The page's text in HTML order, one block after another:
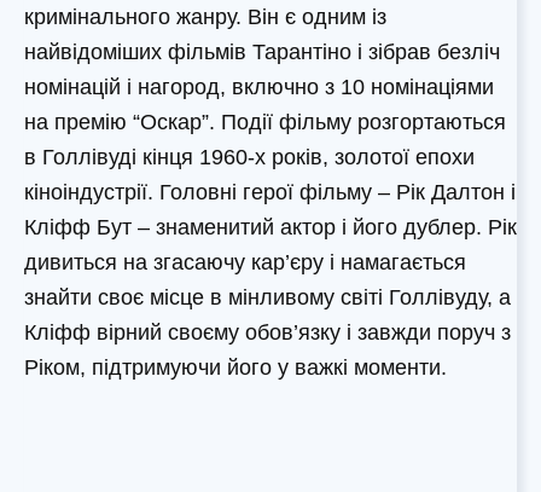
кримінального жанру. Він є одним із
найвідоміших фільмів Тарантіно і зібрав безліч
номінацій і нагород, включно з 10 номінаціями
на премію “Оскар”. Події фільму розгортаються
в Голлівуді кінця 1960-х років, золотої епохи
кіноіндустрії. Головні герої фільму – Рік Далтон і
Кліфф Бут – знаменитий актор і його дублер. Рік
дивиться на згасаючу кар’єру і намагається
знайти своє місце в мінливому світі Голлівуду, а
Кліфф вірний своєму обов’язку і завжди поруч з
Ріком, підтримуючи його у важкі моменти.